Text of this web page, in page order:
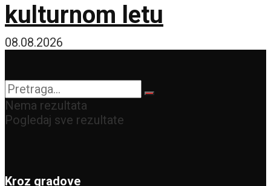
kulturnom letu
08.08.2026
Nema rezultata
Pogledaj sve rezultate
Kroz gradove